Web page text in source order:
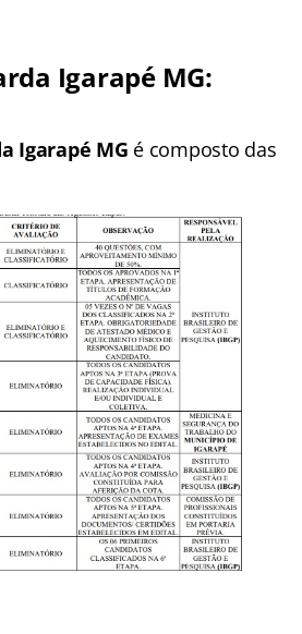
Igarapé MG:
Igarapé MG é composto das